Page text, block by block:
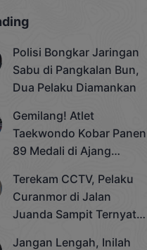
Polisi Bongkar Jaringan
Sabu di Pangkalan Bun,
Dua Pelaku Diamankan
Gemilang! Atlet
Taekwondo Kobar Panen
89 Medali di Ajang
Cup 2025
Terekam CCTV, Pelaku
Curanmor di Jalan
Juanda Sampit Ternyata
Jangan Lengah, Inilah